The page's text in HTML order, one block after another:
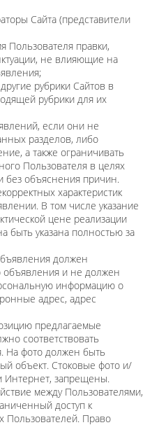
Сайта (представители
правки,
не влияющие на
рубрики Сайтов в
рубрики для их
если они не
разделов, либо
а также ограничивать
Пользователя в целях
без объяснения причин.
характеристик
В том числе указание
цене реализации
быть указана полностью за
должен
объявления и не должен
информацию о
адрес, адрес
предлагаемые
соответствовать
На фото должен быть
объект. Стоковые фото и/
Интернет, запрещены.
между Пользователями,
доступ к
Пользователей. Право